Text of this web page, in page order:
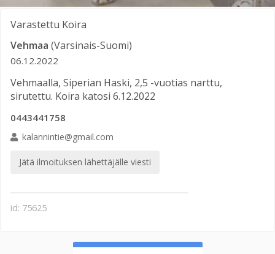
Varastettu Koira
Vehmaa (Varsinais-Suomi)
06.12.2022
Vehmaalla, Siperian Haski, 2,5 -vuotias narttu,
sirutettu. Koira katosi 6.12.2022
0443441758
kalannintie@gmail.com
Jätä ilmoituksen lähettäjälle viesti
id: 75625